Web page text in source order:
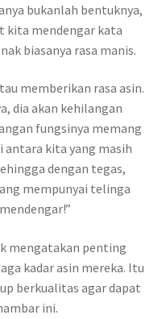
bukanlah bentuknya,
kita mendengar kata
biasanya rasa manis.
memberikan rasa asin.
dia akan kehilangan
fungsinya memang
antara kita yang masih
dengan tegas,
mempunyai telinga
mengatakan penting
kadar asin mereka. Itu
berkualitas agar dapat
ini.